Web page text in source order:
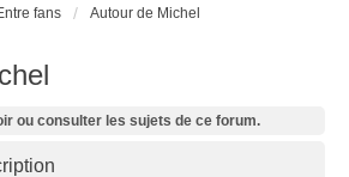
fans Autour de Michel
ou consulter les sujets de ce forum.